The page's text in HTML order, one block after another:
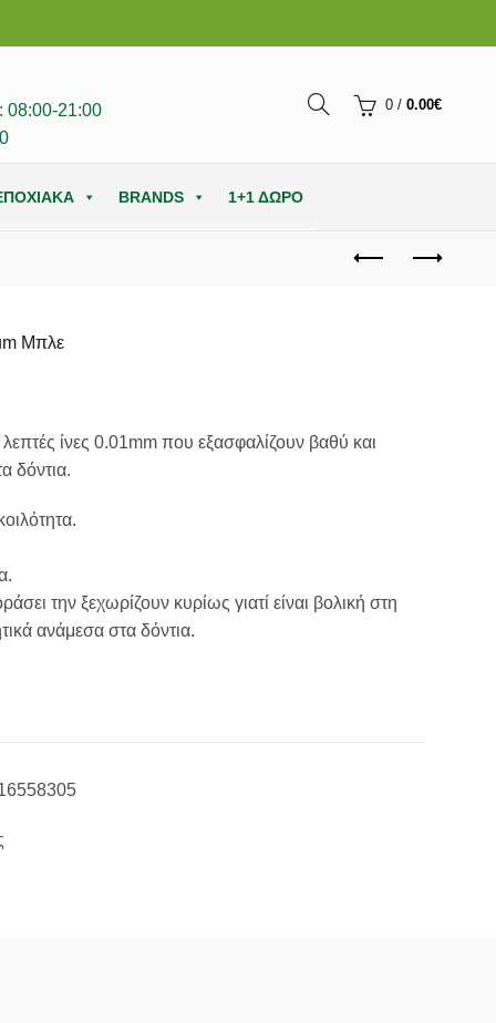
08:00-21:00
0 / 0.00€
BRANDS 1+1 ΔΩΡΟ
Μπλε
ίνες 0.01mm που εξασφαλίζουν βαθύ και
δόντια.
την ξεχωρίζουν κυρίως γιατί είναι βολική στη
ανάμεσα στα δόντια.